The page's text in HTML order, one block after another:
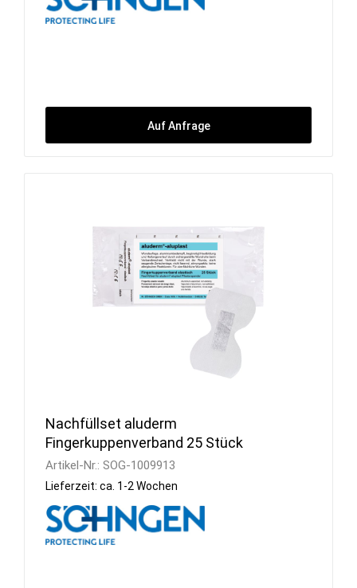
Auf Anfrage
Nachfüllset aluderm
Fingerkuppenverband 25 Stück
Artikel-Nr.: SOG-1009913
Lieferzeit: ca. 1-2 Wochen